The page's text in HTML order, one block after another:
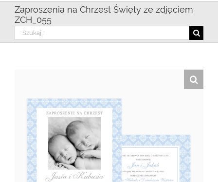
Zaproszenia na Chrzest Święty ze zdjęciem
ZCH_055
Szukaj